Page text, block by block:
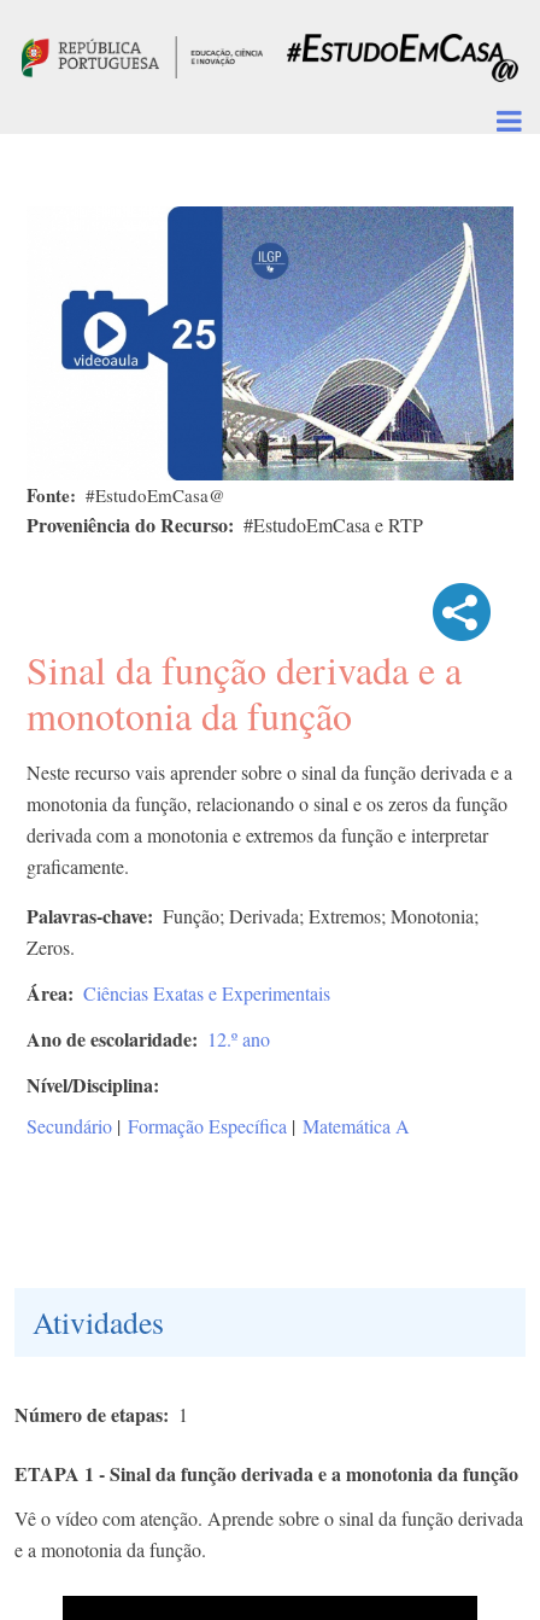
Fonte #EstudoEmCasa@
Proveniência do Recurso #EstudoEmCasa e RTP
Sinal da função derivada e a
monotonia da função
Neste recurso vais aprender sobre o sinal da função derivada e a
monotonia da função, relacionando o sinal e os zeros da função
derivada com a monotonia e extremos da função e interpretar
graficamente.
Palavras-chave
Função; Derivada; Extremos; Monotonia;
Zeros.
Área Ciências Exatas e Experimentais
Ano de escolaridade 12.º ano
Nível/Disciplina
Secundário | Formação Específica | Matemática A
Atividades
Número de etapas 1
ETAPA 1 - Sinal da função derivada e a monotonia da função
Vê o vídeo com atenção. Aprende sobre o sinal da função derivada
e a monotonia da função.